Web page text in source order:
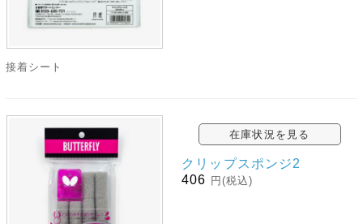
接着シート
在庫状況を見る
クリップスポンジ2
406 円(税込)